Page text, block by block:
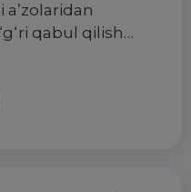
qabul qilish…